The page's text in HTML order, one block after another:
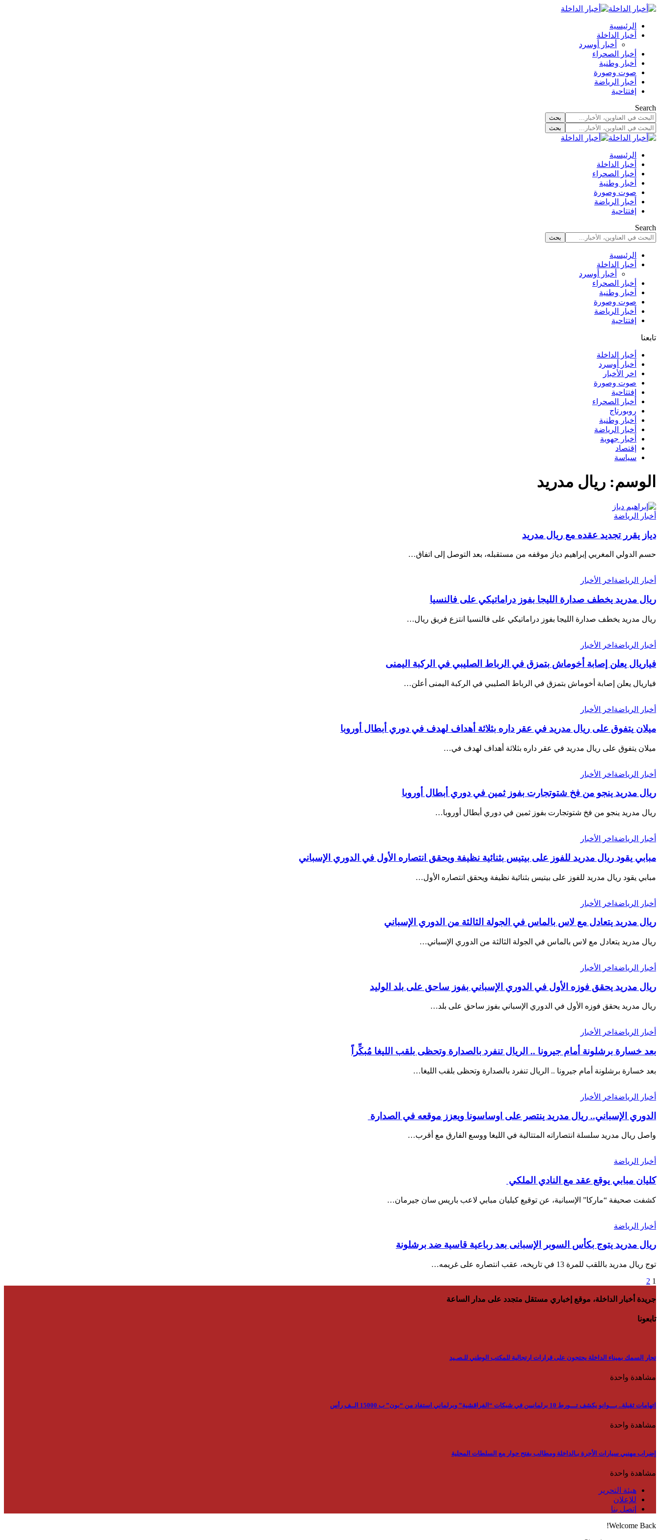
الرئيسية
أخبار الداخلة
أخبار أوسرد
أخبار الصحراء
أخبار وطنية
صوت وصورة
أخبار الرياضة
إفتتاحية
Search
الرئيسية
أخبار الداخلة
أخبار الصحراء
أخبار وطنية
صوت وصورة
أخبار الرياضة
إفتتاحية
Search
الرئيسية
أخبار الداخلة
أخبار أوسرد
أخبار الصحراء
أخبار وطنية
صوت وصورة
أخبار الرياضة
إفتتاحية
تابعنا
أخبار الداخلة
أخبار أوسرد
اخر الأخبار
صوت وصورة
إفتتاحية
أخبار الصحراء
روبورتاج
أخبار وطنية
أخبار الرياضة
أخبار جهوية
إقتصاد
سياسة
الوسم: ريال مدريد
أخبار الرياضة
دياز يقرر تجديد عقده مع ريال مدريد
حسم الدولي المغربي إبراهيم دياز موقفه من مستقبله، بعد التوصل إلى اتفاق…
أخبار الرياضة اخر الأخبار
ريال مدريد يخطف صدارة الليجا بفوز دراماتيكي على فالنسيا
ريال مدريد يخطف صدارة الليجا بفوز دراماتيكي على فالنسيا انتزع فريق ريال…
أخبار الرياضة اخر الأخبار
فياريال يعلن إصابة أخوماش بتمزق في الرباط الصليبي في الركبة اليمنى
فياريال يعلن إصابة أخوماش بتمزق في الرباط الصليبي في الركبة اليمنى أعلن…
أخبار الرياضة اخر الأخبار
ميلان يتفوق على ريال مدريد في عقر داره بثلاثة أهداف لهدف في دوري أبطال أوروبا
ميلان يتفوق على ريال مدريد في عقر داره بثلاثة أهداف لهدف في…
أخبار الرياضة اخر الأخبار
ريال مدريد ينجو من فخ شتوتجارت بفوز ثمين في دوري أبطال أوروبا
ريال مدريد ينجو من فخ شتوتجارت بفوز ثمين في دوري أبطال أوروبا…
أخبار الرياضة اخر الأخبار
مبابي يقود ريال مدريد للفوز على بيتيس بثنائية نظيفة ويحقق انتصاره الأول في الدوري الإسباني
مبابي يقود ريال مدريد للفوز على بيتيس بثنائية نظيفة ويحقق انتصاره الأول…
أخبار الرياضة اخر الأخبار
ريال مدريد يتعادل مع لاس بالماس في الجولة الثالثة من الدوري الإسباني
ريال مدريد يتعادل مع لاس بالماس في الجولة الثالثة من الدوري الإسباني…
أخبار الرياضة اخر الأخبار
ريال مدريد يحقق فوزه الأول في الدوري الإسباني بفوز ساحق على بلد الوليد
ريال مدريد يحقق فوزه الأول في الدوري الإسباني بفوز ساحق على بلد…
أخبار الرياضة اخر الأخبار
بعد خسارة برشلونة أمام جيرونا .. الريال تنفرد بالصدارة وتحظى بلقب الليغا مُبكِّراً
بعد خسارة برشلونة أمام جيرونا .. الريال تنفرد بالصدارة وتحظى بلقب الليغا…
أخبار الرياضة اخر الأخبار
الدوري الإسباني.. ريال مدريد ينتصر على اوساسونا ويعزز موقعه في الصدارة
واصل ريال مدريد سلسلة انتصاراته المتتالية في الليغا ووسع الفارق مع أقرب…
أخبار الرياضة
كليان مبابي يوقع عقد مع النادي الملكي
كشفت صحيفة “ماركا” الإسبانية، عن توقيع كيليان مبابي لاعب باريس سان جيرمان…
أخبار الرياضة
ريال مدريد يتوج بكأس السوبر الإسبانى بعد رباعية قاسية ضد برشلونة
توج ريال مدريد باللقب للمرة 13 في تاريخه، عقب انتصاره على غريمه…
1
2
جريدة أخبار الداخلة، موقع إخباري مستقل متجدد على مدار الساعة
تابعونا
تجار السمك بميناء الداخلة يحتجون على قرارات ارتجالية للمكتب الوطني للـصـيد
مشاهدة واحدة
اتهامات ثقيلة.. بـــوانو يكشف تـــورط 10 برلمانيين في شبكات “الفراقشية” وبرلماني استفاد من “بون” ب 15000 الــف رأس
مشاهدة واحدة
إضراب مهنيي سيارات الأجرة بـالداخلة ومطالب بفتح حوار مع السلطات المحلية
مشاهدة واحدة
هيئة التحرير
للإعلان
إتصل بنا
Welcome Back!